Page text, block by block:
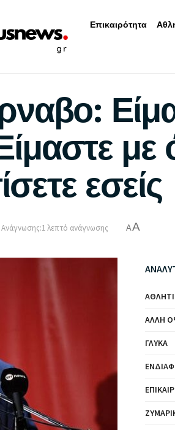
Επικαιρότητα
με
εσείς
λεπτό ανάγνωσης AA
ΆΛΛΗ
ΓΛΥΚΆ